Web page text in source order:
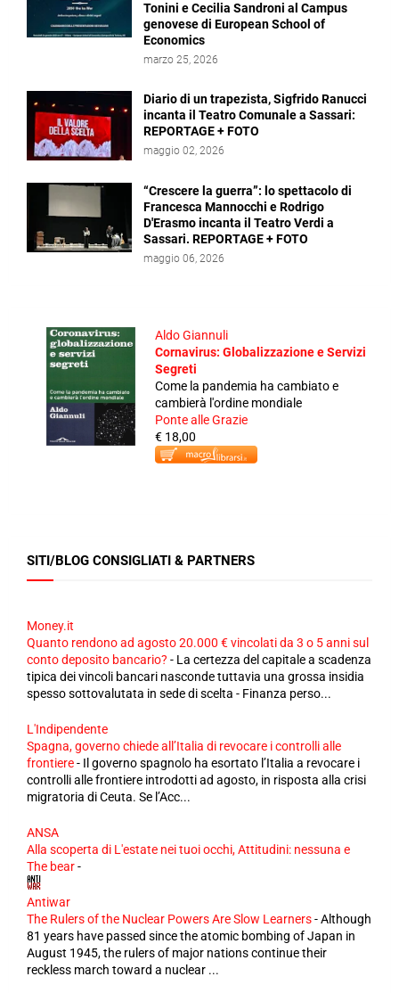
Tonini e Cecilia Sandroni al Campus
genovese di European School of
Economics
marzo 25, 2026
Diario di un trapezista, Sigfrido Ranucci
incanta il Teatro Comunale a Sassari:
REPORTAGE + FOTO
maggio 02, 2026
“Crescere la guerra”: lo spettacolo di
Francesca Mannocchi e Rodrigo
D'Erasmo incanta il Teatro Verdi a
Sassari. REPORTAGE + FOTO
maggio 06, 2026
Aldo Giannuli
Cornavirus: Globalizzazione e Servizi
Segreti
Come la pandemia ha cambiato e
cambierà l'ordine mondiale
Ponte alle Grazie
€ 18,00
SITI/BLOG CONSIGLIATI & PARTNERS
Money.it
Quanto rendono ad agosto 20.000 € vincolati da 3 o 5 anni sul
conto deposito bancario? - La certezza del capitale a scadenza
tipica dei vincoli bancari nasconde tuttavia una grossa insidia
spesso sottovalutata in sede di scelta - Finanza perso...
L'Indipendente
Spagna, governo chiede all’Italia di revocare i controlli alle
frontiere- Il governo spagnolo ha esortato l’Italia a revocare i
controlli alle frontiere introdotti ad agosto, in risposta alla crisi
migratoria di Ceuta. Se l’Acc...
ANSA
Alla scoperta di L'estate nei tuoi occhi, Attitudini: nessuna e
The bear-
Antiwar
The Rulers of the Nuclear Powers Are Slow Learners-Although
81 years have passed since the atomic bombing of Japan in
August 1945, the rulers of major nations continue their
reckless march toward a nuclear ...